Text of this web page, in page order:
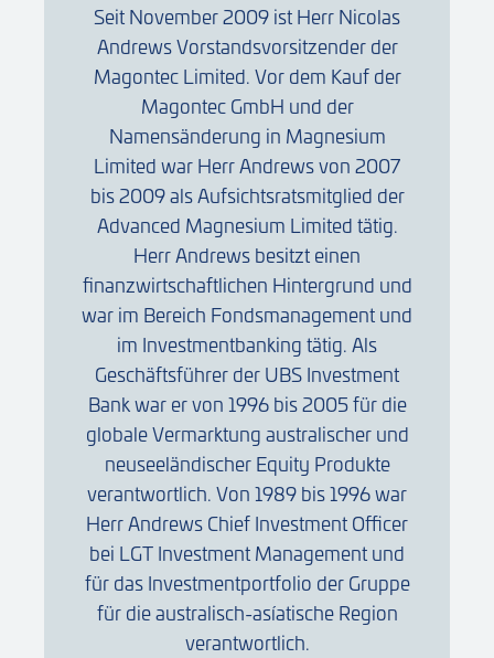
Seit November 2009 ist Herr Nicolas
Andrews Vorstandsvorsitzender der
Magontec Limited. Vor dem Kauf der
Magontec GmbH und der
Namensänderung in Magnesium
Limited war Herr Andrews von 2007
bis 2009 als Aufsichtsratsmitglied der
Advanced Magnesium Limited tätig.
Herr Andrews besitzt einen
finanzwirtschaftlichen Hintergrund und
war im Bereich Fondsmanagement und
im Investmentbanking tätig. Als
Geschäftsführer der UBS Investment
Bank war er von 1996 bis 2005 für die
globale Vermarktung australischer und
neuseeländischer Equity Produkte
verantwortlich. Von 1989 bis 1996 war
Herr Andrews Chief Investment Officer
bei LGT Investment Management und
für das Investmentportfolio der Gruppe
für die australisch-asíatische Region
verantwortlich.